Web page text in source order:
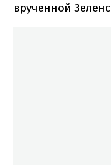
врученной